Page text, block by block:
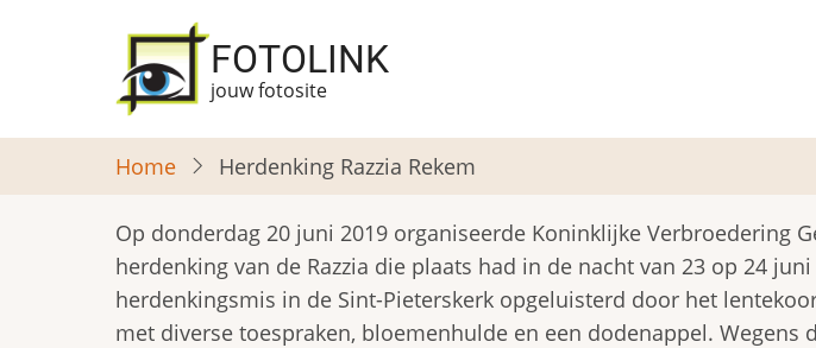
FOTOLINK
jouw fotosite
Home Herdenking Razzia Rekem
Op donderdag 20 juni 2019 organiseerde Koninklijke Verbroedering
herdenking van de Razzia die plaats had in de nacht van 23 op 24
herdenkingsmis in de Sint-Pieterskerk opgeluisterd door het
met diverse toespraken, bloemenhulde en een dodenappel. Wegens